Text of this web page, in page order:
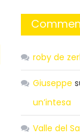
roby de
Giuseppe
un’intesa
Valle del